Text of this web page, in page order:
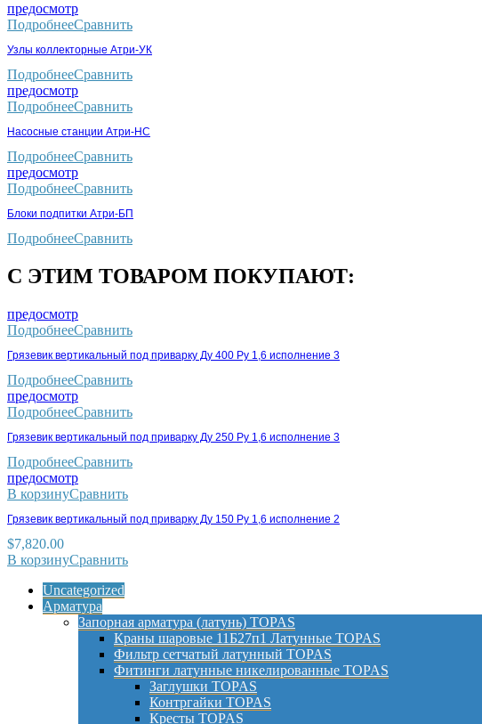
предосмотр
ПодробнееСравнить
Узлы коллекторные Атри-УК
ПодробнееСравнить
предосмотр
ПодробнееСравнить
Насосные станции Атри-НС
ПодробнееСравнить
предосмотр
ПодробнееСравнить
Блоки подпитки Атри-БП
ПодробнееСравнить
С ЭТИМ ТОВАРОМ ПОКУПАЮТ:
предосмотр
ПодробнееСравнить
Грязевик вертикальный под приварку Ду 400 Ру 1,6 исполнение 3
ПодробнееСравнить
предосмотр
ПодробнееСравнить
Грязевик вертикальный под приварку Ду 250 Ру 1,6 исполнение 3
ПодробнееСравнить
предосмотр
В корзинуСравнить
Грязевик вертикальный под приварку Ду 150 Ру 1,6 исполнение 2
$7,820.00
В корзинуСравнить
Uncategorized
Арматура
Запорная арматура (латунь) TOPAS
Краны шаровые 11Б27п1 Латунные TOPAS
Фильтр сетчатый латунный TOPAS
Фитинги латунные никелированные TOPAS
Заглушки TOPAS
Контргайки TOPAS
Кресты TOPAS